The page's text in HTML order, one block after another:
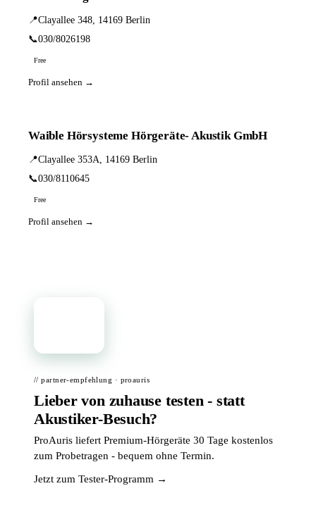
📍Clayallee 348, 14169 Berlin
📞030/8026198
Free
Profil ansehen →
Waible Hörsysteme Hörgeräte- Akustik GmbH
📍Clayallee 353A, 14169 Berlin
📞030/8110645
Free
Profil ansehen →
// partner-empfehlung · proauris
Lieber von zuhause testen - statt
Akustiker-Besuch?
ProAuris liefert Premium-Hörgeräte 30 Tage kostenlos
zum Probetragen - bequem ohne Termin.
Jetzt zum Tester-Programm →